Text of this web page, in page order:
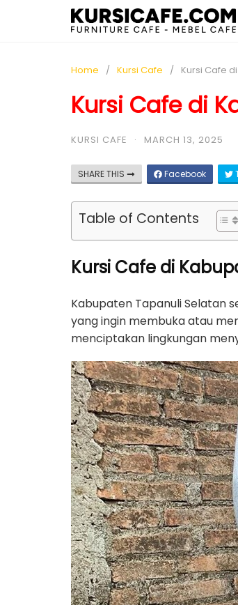
Home Kursi Cafe Kursi Cafe
Kursi Cafe di
KURSI CAFE · MARCH 13, 2025
SHARE THIS Facebook
Table of Contents
Kursi Cafe di
Kabupaten Tapanuli Selatan
yang ingin membuka atau
menciptakan lingkungan